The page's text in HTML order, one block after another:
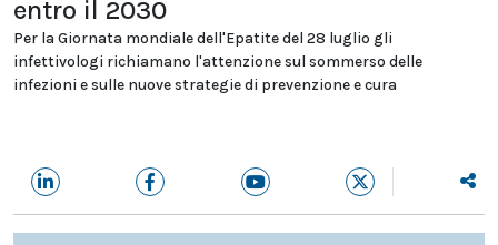
entro il 2030
Per la Giornata mondiale dell'Epatite del 28 luglio gli
infettivologi richiamano l'attenzione sul sommerso delle
infezioni e sulle nuove strategie di prevenzione e cura